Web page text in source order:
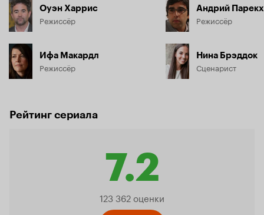
Оуэн Харрис
Режиссёр
Ифа Макардл
Режиссёр
Андрий Парекх
Режиссёр
Нина Брэддок
Сценарист
Рейтинг сериала
7.2
Рейтинг
123 362 оценки